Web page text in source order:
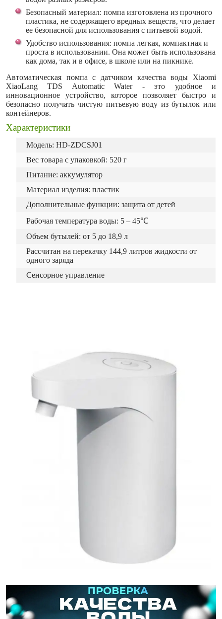
Безопасный материал: помпа изготовлена из прочного
пластика, не содержащего вредных веществ, что делает
ее безопасной для использования с питьевой водой.
Удобство использования: помпа легкая, компактная и
проста в использовании. Она может быть использована
как дома, так и в офисе, в школе или на пикнике.
Автоматическая помпа с датчиком качества воды Xiaomi
XiaoLang TDS Automatic Water - это удобное и
инновационное устройство, которое позволяет быстро и
безопасно получать чистую питьевую воду из бутылок или
контейнеров.
Характеристики
Модель: HD-ZDCSJ01
Вес товара с упаковкой: 520 г
Питание: аккумулятор
Материал изделия: пластик
Дополнительные функции: защита от детей
Рабочая температура воды: 5 – 45℃
Объем бутылей: от 5 до 18,9 л
Рассчитан на перекачку 144,9 литров жидкости от
одного заряда
Сенсорное управление